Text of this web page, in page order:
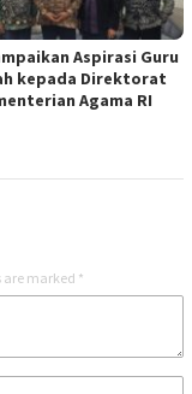
Aspirasi Guru
kepada Direktorat
Agama RI
are marked *